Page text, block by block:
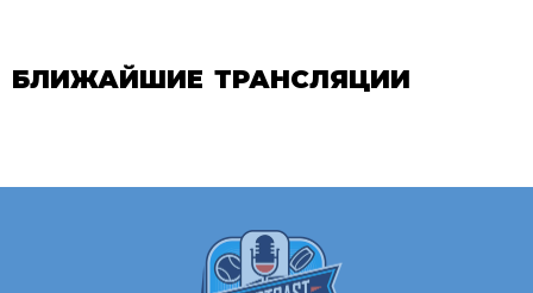
БЛИЖАЙШИЕ ТРАНСЛЯЦИИ